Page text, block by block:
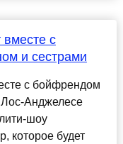
с
и сестрами
с бойфрендом
Анджелесе
шоу
которое будет